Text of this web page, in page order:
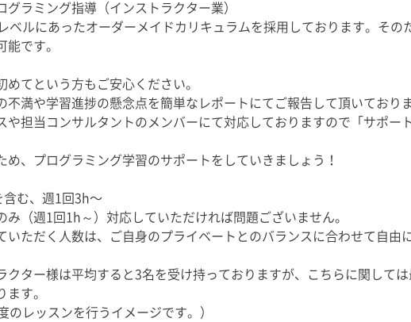
ラミング指導（インストラクター業）
ベルにあったオーダーメイドカリキュラムを採用しております。その
能です。
めてという方もご安心ください。
満や学習進捗の懸念点を簡単なレポートにてご報告して頂いておりま
や担当コンサルタントのメンバーにて対応しておりますので「サポー
、プログラミング学習のサポートをしていきましょう！
む、週1回3h〜
（週1回1h～）対応していただければ問題ございません。
ただく人数は、ご自身のプライベートとのバランスに合わせて自由
クター様は平均すると3名を受け持っておりますが、こちらに関して
ます。
のレッスンを行うイメージです。）